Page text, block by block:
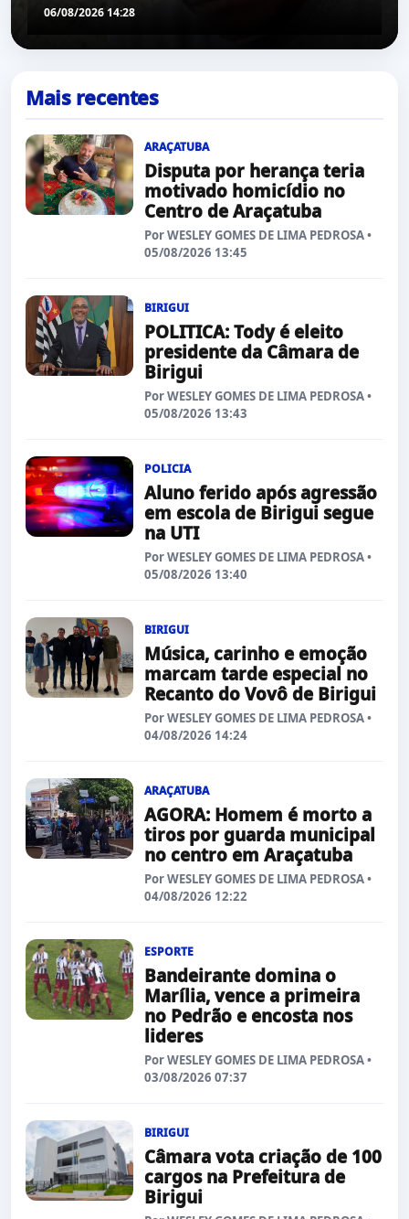
06/08/2026 14:28
Mais recentes
ARAÇATUBA
Disputa por herança teria
motivado homicídio no
Centro de Araçatuba
Por WESLEY GOMES DE LIMA PEDROSA •
05/08/2026 13:45
BIRIGUI
POLITICA: Tody é eleito
presidente da Câmara de
Birigui
Por WESLEY GOMES DE LIMA PEDROSA •
05/08/2026 13:43
POLICIA
Aluno ferido após agressão
em escola de Birigui segue
na UTI
Por WESLEY GOMES DE LIMA PEDROSA •
05/08/2026 13:40
BIRIGUI
Música, carinho e emoção
marcam tarde especial no
Recanto do Vovô de Birigui
Por WESLEY GOMES DE LIMA PEDROSA •
04/08/2026 14:24
ARAÇATUBA
AGORA: Homem é morto a
tiros por guarda municipal
no centro em Araçatuba
Por WESLEY GOMES DE LIMA PEDROSA •
04/08/2026 12:22
ESPORTE
Bandeirante domina o
Marília, vence a primeira
no Pedrão e encosta nos
lideres
Por WESLEY GOMES DE LIMA PEDROSA •
03/08/2026 07:37
BIRIGUI
Câmara vota criação de 100
cargos na Prefeitura de
Birigui